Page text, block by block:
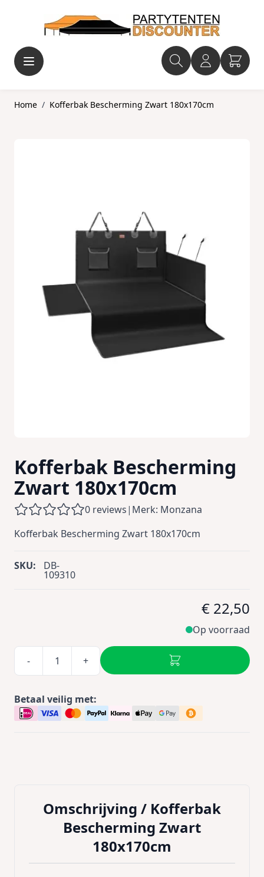
Home / Kofferbak Bescherming Zwart 180x170cm
Kofferbak Bescherming
Zwart 180x170cm
0 reviews| Merk: Monzana
Kofferbak Bescherming Zwart 180x170cm
SKU: DB-
109310
€ 22,50
Op voorraad
- +
Betaal veilig met:
Omschrijving / Kofferbak
Bescherming Zwart
180x170cm